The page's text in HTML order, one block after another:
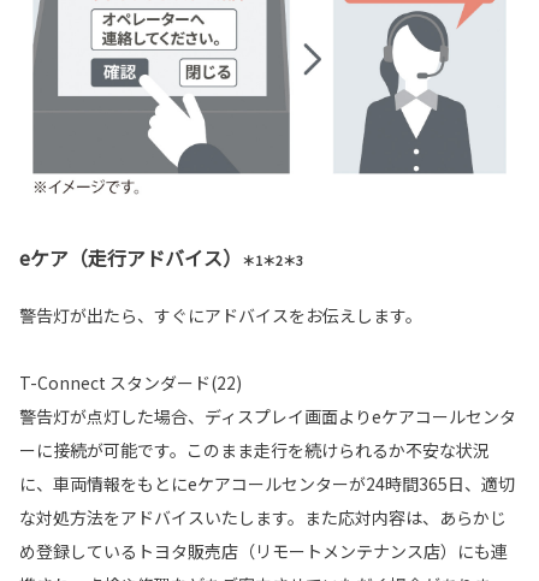
eケア（走行アドバイス） ＊1＊2＊3
警告灯が出たら、すぐにアドバイスをお伝えします。
T-Connect スタンダード(22)
警告灯が点灯した場合、ディスプレイ画面よりeケアコールセンタ
ーに接続が可能です。このまま走行を続けられるか不安な状況
に、車両情報をもとにeケアコールセンターが24時間365日、適切
な対処方法をアドバイスいたします。また応対内容は、あらかじ
め登録しているトヨタ販売店（リモートメンテナンス店）にも連